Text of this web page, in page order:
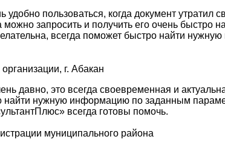
удобно пользоваться, когда документ
можно запросить и получить его очень
всегда поможет быстро найти
г. Абакан
давно, это всегда своевременная и
найти нужную информацию по заданным
всегда готовы помочь.
муниципального района